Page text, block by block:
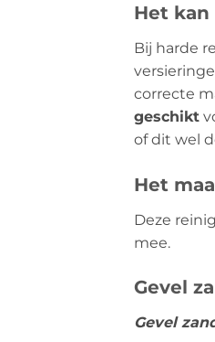
Het
Bij harde
correcte
geschikt
of dit wel
Het
Deze
mee.
Gevel
Gevel